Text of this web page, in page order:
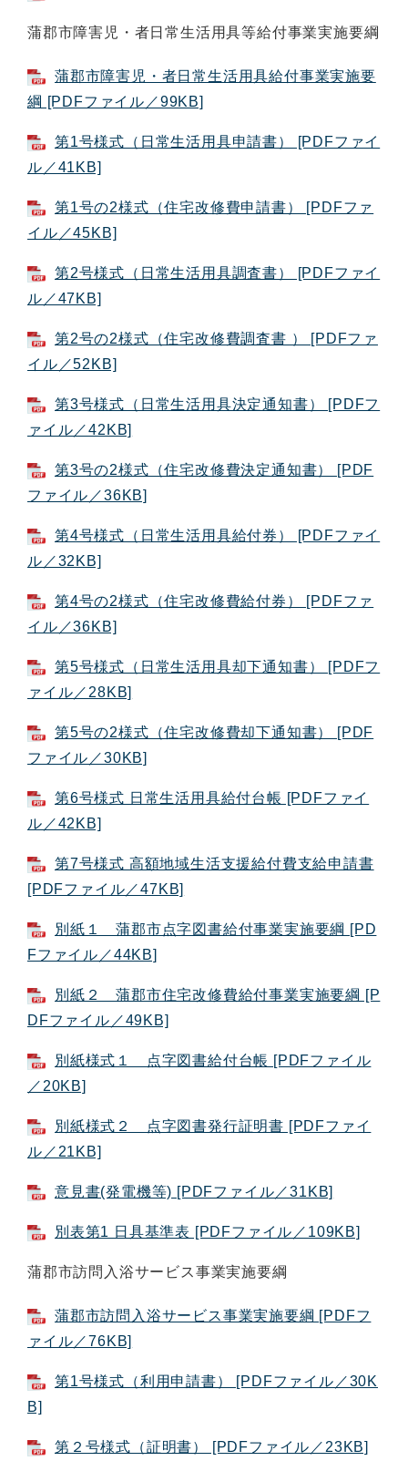
蒲郡市障害児・者日常生活用具等給付事業実施要綱
蒲郡市障害児・者日常生活用具給付事業実施要
綱 [PDFファイル／99KB]
第1号様式（日常生活用具申請書） [PDFファイ
ル／41KB]
第1号の2様式（住宅改修費申請書） [PDFファ
イル／45KB]
第2号様式（日常生活用具調査書） [PDFファイ
ル／47KB]
第2号の2様式（住宅改修費調査書 ） [PDFファ
イル／52KB]
第3号様式（日常生活用具決定通知書） [PDFフ
ァイル／42KB]
第3号の2様式（住宅改修費決定通知書） [PDF
ファイル／36KB]
第4号様式（日常生活用具給付券） [PDFファイ
ル／32KB]
第4号の2様式（住宅改修費給付券） [PDFファ
イル／36KB]
第5号様式（日常生活用具却下通知書） [PDFフ
ァイル／28KB]
第5号の2様式（住宅改修費却下通知書） [PDF
ファイル／30KB]
第6号様式 日常生活用具給付台帳 [PDFファイ
ル／42KB]
第7号様式 高額地域生活支援給付費支給申請書
[PDFファイル／47KB]
別紙１ 蒲郡市点字図書給付事業実施要綱 [PD
Fファイル／44KB]
別紙２ 蒲郡市住宅改修費給付事業実施要綱 [P
DFファイル／49KB]
別紙様式１ 点字図書給付台帳 [PDFファイル
／20KB]
別紙様式２ 点字図書発行証明書 [PDFファイ
ル／21KB]
意見書(発電機等) [PDFファイル／31KB]
別表第1 日具基準表 [PDFファイル／109KB]
蒲郡市訪問入浴サービス事業実施要綱
蒲郡市訪問入浴サービス事業実施要綱 [PDFフ
ァイル／76KB]
第1号様式（利用申請書） [PDFファイル／30K
B]
第２号様式（証明書） [PDFファイル／23KB]